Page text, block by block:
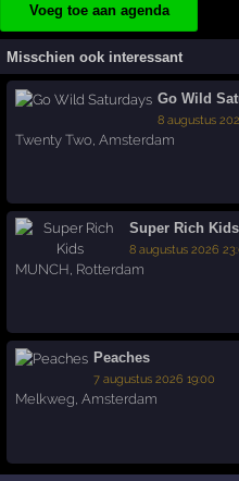
Voeg toe aan agenda
Misschien ook interessant
Go Wild
8 augustus
Twenty Two ,Amsterdam
Super Rich Kids
8 augustus 2026
MUNCH Rotterdam
Peaches
7 augustus 2026 19:00
Melkweg,Amsterdam